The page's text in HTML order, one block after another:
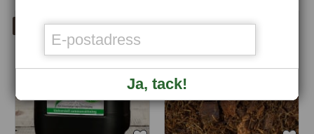
Kundfavorit Bästsäljare
Ja, tack!